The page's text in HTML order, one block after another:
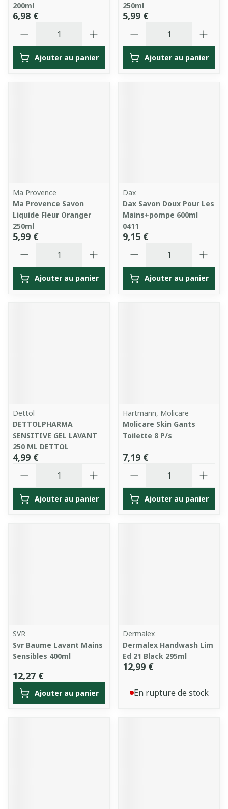
200ml
6,98 €
Ajouter au panier
250ml
5,99 €
Ajouter au panier
Ma Provence
Ma Provence Savon
Liquide Fleur Oranger
250ml
5,99 €
Ajouter au panier
Dax
Dax Savon Doux Pour Les
Mains+pompe 600ml
0411
9,15 €
Ajouter au panier
Dettol
DETTOLPHARMA
SENSITIVE GEL LAVANT
250 ML DETTOL
4,99 €
Ajouter au panier
Hartmann, Molicare
Molicare Skin Gants
Toilette 8 P/s
7,19 €
Ajouter au panier
SVR
Svr Baume Lavant Mains
Sensibles 400ml
12,27 €
Ajouter au panier
Dermalex
Dermalex Handwash Lim
Ed 21 Black 295ml
12,99 €
En rupture de stock